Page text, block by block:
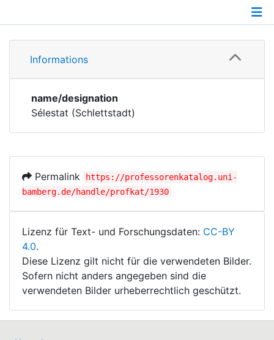
Corporations
Historic matricle
Informations
Informations
name/designation
Sélestat (Schlettstadt)
Permalink
https://professorenkatalog.uni-
bamberg.de/handle/profkat/1930
Lizenz für Text- und Forschungsdaten: CC-BY
4.0.
Diese Lizenz gilt nicht für die verwendeten Bilder.
Sofern nicht anders angegeben sind die
verwendeten Bilder urheberrechtlich geschützt.